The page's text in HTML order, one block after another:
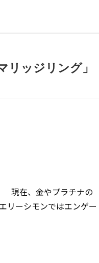
リッジリング」
現在、金やプラチナの
リーシモンではエンゲー